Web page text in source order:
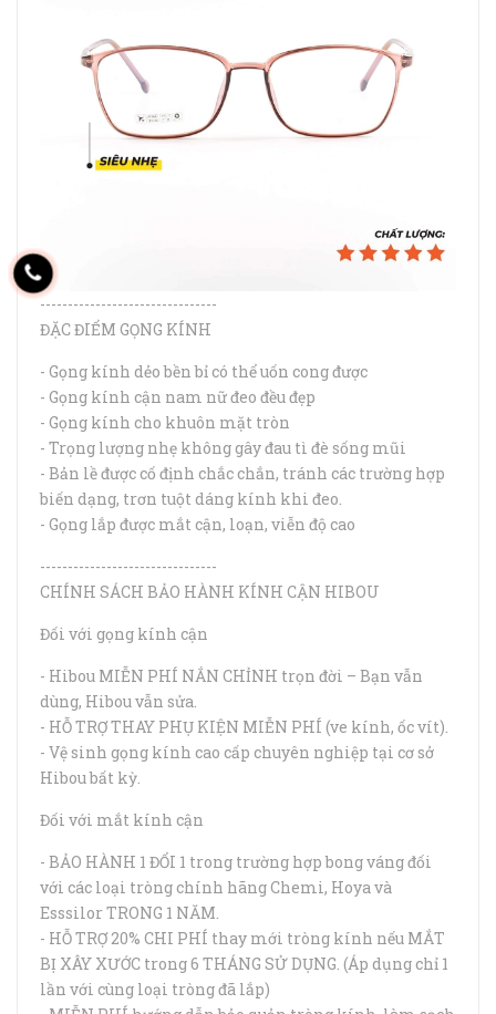
--------------------------------
ĐẶC ĐIỂM GỌNG KÍNH
- Gọng kính dẻo bền bỉ có thể uốn cong được
- Gọng kính cận nam nữ đeo đều đẹp
- Gọng kính cho khuôn mặt tròn
- Trọng lượng nhẹ không gây đau tì đè sống mũi
- Bản lề được cố định chắc chắn, tránh các trường hợp
biến dạng, trơn tuột dáng kính khi đeo.
- Gọng lắp được mắt cận, loạn, viễn độ cao
--------------------------------
CHÍNH SÁCH BẢO HÀNH KÍNH CẬN HIBOU
Đối với gọng kính cận
- Hibou MIỄN PHÍ NẮN CHỈNH trọn đời – Bạn vẫn
dùng, Hibou vẫn sửa.
- HỖ TRỢ THAY PHỤ KIỆN MIỄN PHÍ (ve kính, ốc vít).
- Vệ sinh gọng kính cao cấp chuyên nghiệp tại cơ sở
Hibou bất kỳ.
Đối với mắt kính cận
- BẢO HÀNH 1 ĐỔI 1 trong trường hợp bong váng đối
với các loại tròng chính hãng Chemi, Hoya và
Esssilor TRONG 1 NĂM.
- HỖ TRỢ 20% CHI PHÍ thay mới tròng kính nếu MẮT
BỊ XÂY XƯỚC trong 6 THÁNG SỬ DỤNG. (Áp dụng chỉ 1
lần với cùng loại tròng đã lắp)